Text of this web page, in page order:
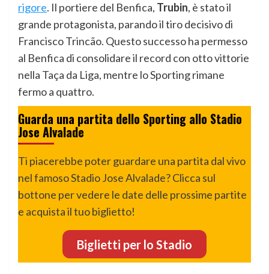
rigore. Il portiere del Benfica, Trubin, è stato il
grande protagonista, parando il tiro decisivo di
Francisco Trincão. Questo successo ha permesso
al Benfica di consolidare il record con otto vittorie
nella Taça da Liga, mentre lo Sporting rimane
fermo a quattro.
Guarda una partita dello Sporting allo Stadio
Jose Alvalade
Ti piacerebbe poter guardare una partita dal vivo
nel famoso Stadio Jose Alvalade? Clicca sul
bottone per vedere le date delle prossime partite
e acquista il tuo biglietto!
Biglietti per lo Stadio